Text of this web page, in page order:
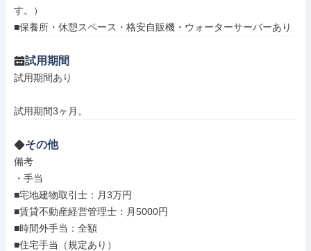
す。）
■保養所・休憩スペース・格安自販機・ウォーターサーバーあり
試用期間
試用期間あり
試用期間3ヶ月。
その他
備考
・手当
■宅地建物取引士：月3万円
■賃貸不動産経営管理士：月5000円
■時間外手当：全額
■住宅手当（規定あり）